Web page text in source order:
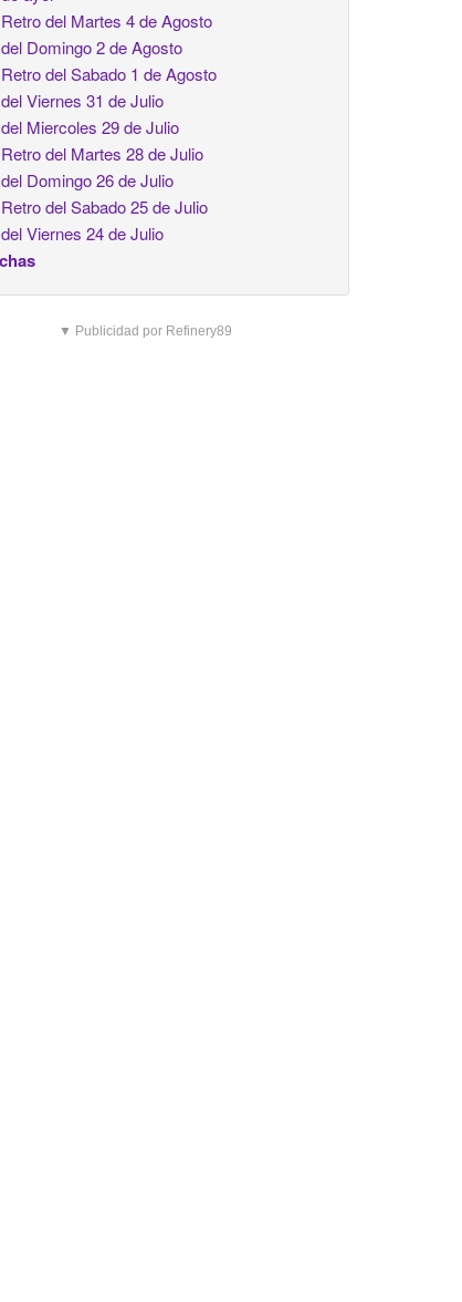
del Martes 4 de Agosto
Domingo 2 de Agosto
del Sabado 1 de Agosto
Viernes 31 de Julio
Miercoles 29 de Julio
del Martes 28 de Julio
Domingo 26 de Julio
del Sabado 25 de Julio
Viernes 24 de Julio
▼ Publicidad por Refinery89